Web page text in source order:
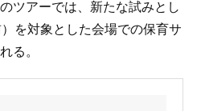
ツアーでは、新たな試みとし
を対象とした会場での保育サ
る。